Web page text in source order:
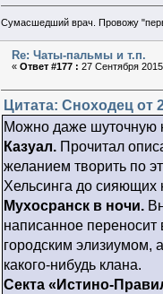
Сумасшедший врач. Провожу
Re: Чаты-пальмы и т.п.
«Ответ #177 : 27 Сентября
Цитата: Сноходец от
Можно даже шуточную
Казуал. Прочитал
желанием творить по
Хельсинга до
Мухосранск в ночи.
написанное
городским элизиумом,
какого-нибудь клана.
Секта «Истино-